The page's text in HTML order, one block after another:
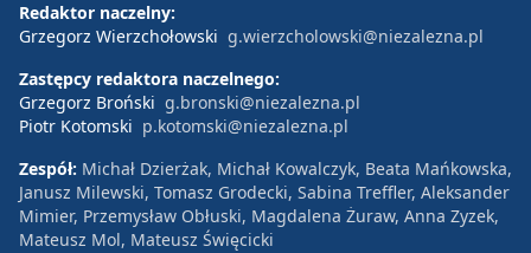
Redaktor naczelny:
Grzegorz Wierzchołowski g.wierzcholowski@niezalezna.pl
Zastępcy redaktora naczelnego:
Grzegorz Broński g.bronski@niezalezna.pl
Piotr Kotomski p.kotomski@niezalezna.pl
Zespół: Michał Dzierżak, Michał Kowalczyk, Beata Mańkowska,
Janusz Milewski, Tomasz Grodecki, Sabina Treffler, Aleksander
Mimier, Przemysław Obłuski, Magdalena Żuraw, Anna Zyzek,
Mateusz Mol, Mateusz Święcicki